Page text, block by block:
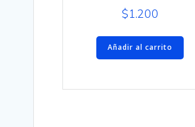
$1.200
Añadir al carrito